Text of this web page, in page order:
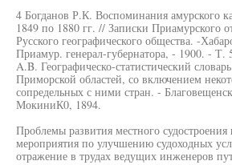
4 Богданов Р.К. Воспоминания амурского
1849 по 1880 гг. // Записки Приамурского
Русского географического общества. -
Приамур. генерал-губернатора, - 1900. -
A.B. Географическо-статистический
Приморской областей, со включением
сопредельных с ними стран. -
МокиниК0, 1894.
Проблемы развития местного судостроения
мероприятия по улучшению судоходных
отражение в трудах ведущих инженеров